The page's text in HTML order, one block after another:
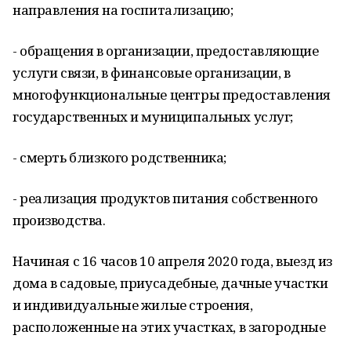
направления на госпитализацию;
- обращения в организации, предоставляющие
услуги связи, в финансовые организации, в
многофункциональные центры предоставления
государственных и муниципальных услуг;
- смерть близкого родственника;
- реализация продуктов питания собственного
производства.
Начиная с 16 часов 10 апреля 2020 года, выезд из
дома в садовые, приусадебные, дачные участки
и индивидуальные жилые строения,
расположенные на этих участках, в загородные